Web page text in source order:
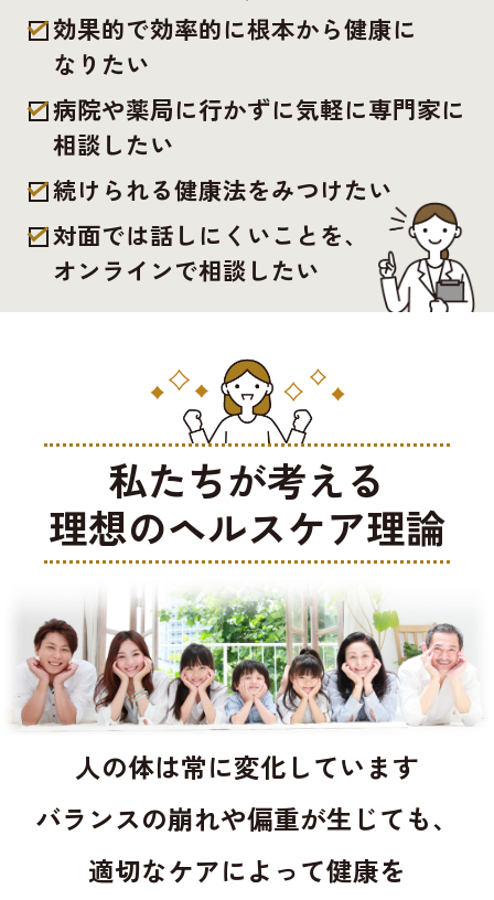
効果的で効率的に根本から健康に
なりたい
病院や薬局に行かずに気軽に専門家に
相談したい
続けられる健康法をみつけたい
対面では話しにくいことを、
オンラインで相談したい
私たちが考える
理想のヘルスケア理論
人の体は常に変化しています
バランスの崩れや偏重が生じても、
適切なケアによって健康を